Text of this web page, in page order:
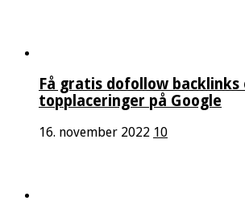
Få gratis dofollow backlinks
topplaceringer på Google
16. november 2022 10